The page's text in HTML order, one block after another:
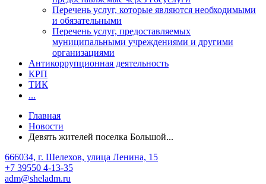
Перечень услуг, которые являются необходимыми
и обязательными
Перечень услуг, предоставляемых
муниципальными учреждениями и другими
организациями
Антикоррупционная деятельность
КРП
ТИК
...
Главная
Новости
Девять жителей поселка Большой...
666034, г. Шелехов, улица Ленина, 15
+7 39550 4-13-35
adm@sheladm.ru